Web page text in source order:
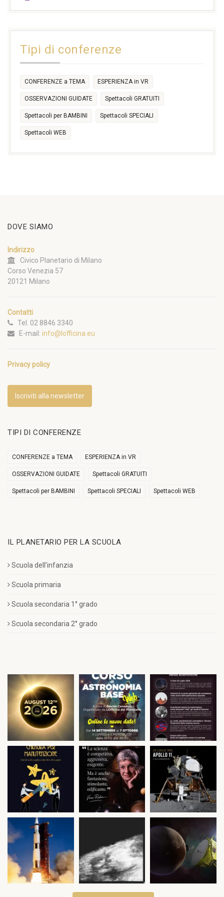
17:30
Tipi di conferenze
CONFERENZE a TEMA ESPERIENZA in VR
OSSERVAZIONI GUIDATE Spettacoli GRATUITI
Spettacoli per BAMBINI Spettacoli SPECIALI
Spettacoli WEB
DOVE SIAMO
Indirizzo
Civico Planetario di Milano
Corso Venezia 57
20121 Milano
Contatti
Tel. 02 8846 3340
E-mail: info@lofficina.eu
Privacy policy
Iscriviti alla newsletter
TIPI DI CONFERENZE
CONFERENZE a TEMA ESPERIENZA in VR
OSSERVAZIONI GUIDATE Spettacoli GRATUITI
Spettacoli per BAMBINI Spettacoli SPECIALI Spettacoli WEB
IL PLANETARIO PER LA SCUOLA
Scuola dell’infanzia
Scuola primaria
Scuola secondaria 1° grado
Scuola secondaria 2° grado